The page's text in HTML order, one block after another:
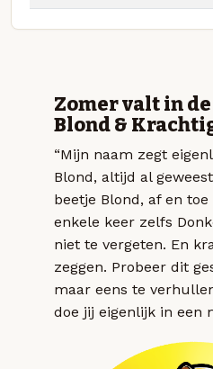
Zomer valt in
Blond &
“Mijn naam zegt
Blond, altijd al
beetje Blond, af en
enkele keer zelfs
niet te vergeten. En
zeggen. Probeer dit
maar eens te
doe jij eigenlijk in een